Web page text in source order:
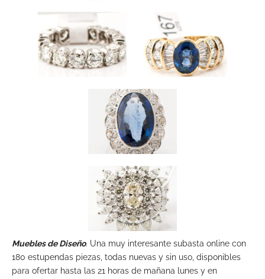
Muebles de Diseño. Una muy interesante subasta online con
180 estupendas piezas, todas nuevas y sin uso, disponibles
para ofertar hasta las 21 horas de mañana lunes y en